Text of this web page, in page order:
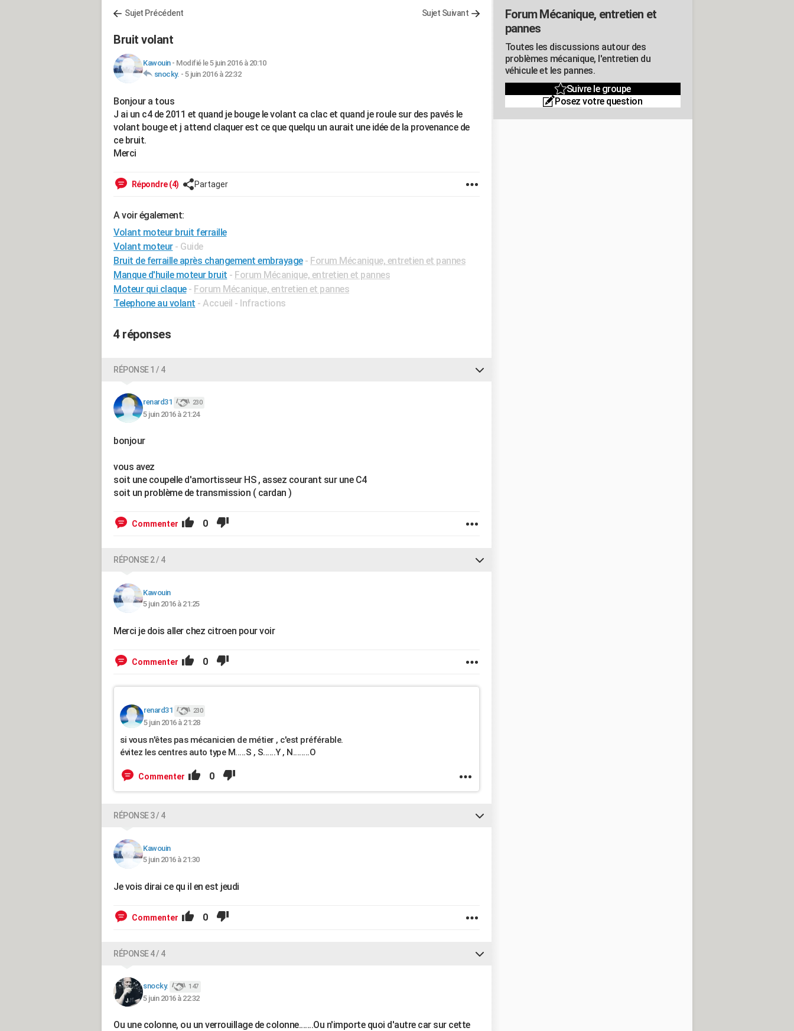
Sujet Précédent Sujet Suivant
Bruit volant
Kawouin- Modifié le 5 juin 2016 à 20:10
snocky. - 5 juin 2016 à 22:32
Bonjour a tous
J ai un c4 de 2011 et quand je bouge le volant ca clac et quand je roule sur des pavés le
volant bouge et j attend claquer est ce que quelqu un aurait une idée de la provenance de
ce bruit.
Merci
Répondre (4) Partager
A voir également:
Volant moteur bruit ferraille
Volant moteur - Guide
Bruit de ferraille après changement embrayage - Forum Mécanique, entretien et pannes
Manque d'huile moteur bruit - Forum Mécanique, entretien et pannes
Moteur qui claque - Forum Mécanique, entretien et pannes
Telephone au volant - Accueil - Infractions
4 réponses
RÉPONSE 1 / 4
renard31 230
5 juin 2016 à 21:24
bonjour
vous avez
soit une coupelle d'amortisseur HS , assez courant sur une C4
soit un problème de transmission ( cardan )
Commenter 0
RÉPONSE 2 / 4
Kawouin
5 juin 2016 à 21:25
Merci je dois aller chez citroen pour voir
Commenter 0
renard31 230
5 juin 2016 à 21:28
si vous n'êtes pas mécanicien de métier , c'est préférable.
évitez les centres auto type M.....S , S......Y , N........O
Commenter 0
RÉPONSE 3 / 4
Kawouin
5 juin 2016 à 21:30
Je vois dirai ce qu il en est jeudi
Commenter 0
RÉPONSE 4 / 4
snocky. 147
5 juin 2016 à 22:32
Ou une colonne, ou un verrouillage de colonne.......Ou n'importe quoi d'autre car sur cette
Forum Mécanique, entretien et
pannes
Toutes les discussions autour des
problèmes mécanique, l'entretien du
véhicule et les pannes.
Suivre le groupe
Posez votre question